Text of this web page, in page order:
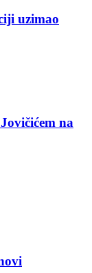
uzimao
na